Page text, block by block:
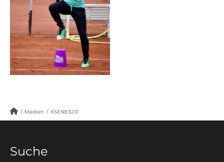
/ Medien / KSENE3231
Suche